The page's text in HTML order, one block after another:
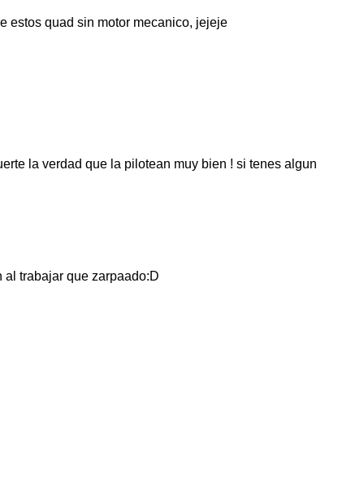
estos quad sin motor mecanico, jejeje
la verdad que la pilotean muy bien ! si tenes algun
trabajar que zarpaado:D